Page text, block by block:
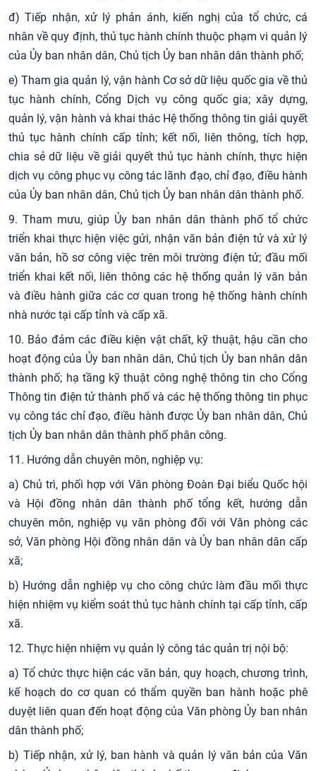
đ) Tiếp nhận, xử lý phản ánh, kiến nghị của tổ chức, cá
nhân về quy định, thủ tục hành chính thuộc phạm vi quản lý
của Ủy ban nhân dân, Chủ tịch Ủy ban nhân dân thành phố;
e) Tham gia quản lý, vận hành Cơ sở dữ liệu quốc gia về thủ
tục hành chính, Cổng Dịch vụ công quốc gia; xây dựng,
quản lý, vận hành và khai thác Hệ thống thông tin giải quyết
thủ tục hành chính cấp tỉnh; kết nối, liên thông, tích hợp,
chia sẻ dữ liệu về giải quyết thủ tục hành chính, thực hiện
dịch vụ công phục vụ công tác lãnh đạo, chỉ đạo, điều hành
của Ủy ban nhân dân, Chủ tịch Ủy ban nhân dân thành phố.
9. Tham mưu, giúp Ủy ban nhân dân thành phố tổ chức
triển khai thực hiện việc gửi, nhận văn bản điện tử và xử lý
văn bản, hồ sơ công việc trên môi trường điện tử; đầu mối
triển khai kết nối, liên thông các hệ thống quản lý văn bản
và điều hành giữa các cơ quan trong hệ thống hành chính
nhà nước tại cấp tỉnh và cấp xã.
10. Bảo đảm các điều kiện vật chất, kỹ thuật, hậu cần cho
hoạt động của Ủy ban nhân dân, Chủ tịch Ủy ban nhân dân
thành phố; hạ tầng kỹ thuật công nghệ thông tin cho Cổng
Thông tin điện tử thành phố và các hệ thống thông tin phục
vụ công tác chỉ đạo, điều hành được Ủy ban nhân dân, Chủ
tịch Ủy ban nhân dân thành phố phân công.
11. Hướng dẫn chuyên môn, nghiệp vụ:
a) Chủ trì, phối hợp với Văn phòng Đoàn Đại biểu Quốc hội
và Hội đồng nhân dân thành phố tổng kết, hướng dẫn
chuyên môn, nghiệp vụ văn phòng đối với Văn phòng các
sở, Văn phòng Hội đồng nhân dân và Ủy ban nhân dân cấp
xã;
b) Hướng dẫn nghiệp vụ cho công chức làm đầu mối thực
hiện nhiệm vụ kiểm soát thủ tục hành chính tại cấp tỉnh, cấp
xã.
12. Thực hiện nhiệm vụ quản lý công tác quản trị nội bộ:
a) Tổ chức thực hiện các văn bản, quy hoạch, chương trình,
kế hoạch do cơ quan có thẩm quyền ban hành hoặc phê
duyệt liên quan đến hoạt động của Văn phòng Ủy ban nhân
dân thành phố;
b) Tiếp nhận, xử lý, ban hành và quản lý văn bản của Văn